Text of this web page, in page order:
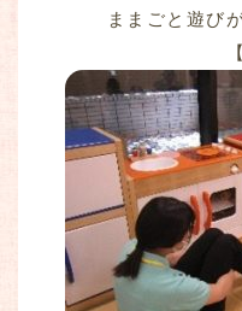
ままごと遊び